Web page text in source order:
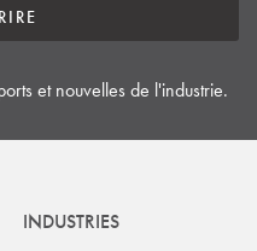
et nouvelles de l'industrie.
INDUSTRIES